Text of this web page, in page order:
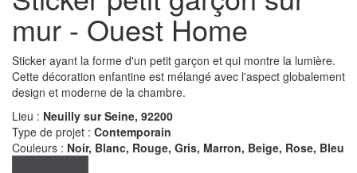
mur - Ouest Home
Sticker ayant la forme d'un petit garçon et qui montre la lumière.
Cette décoration enfantine est mélangé avec l'aspect globalement
design et moderne de la chambre.
Lieu : Neuilly sur Seine, 92200
Type de projet : Contemporain
Couleurs : Noir, Blanc, Rouge, Gris, Marron, Beige, Rose, Bleu